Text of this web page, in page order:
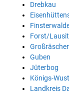
Drebkau
Forst/
Guben
Jüterbog
Königs-
Landkreis